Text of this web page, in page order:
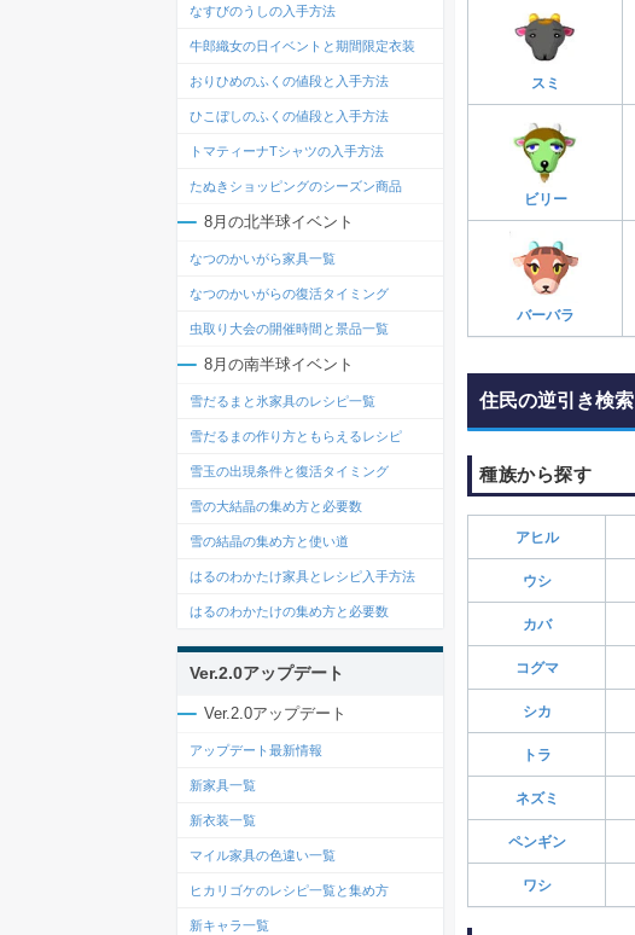
スミ
ビリー
バーバラ
住民の逆引き検索
種族から探す
アヒル
ウシ
カバ
コグマ
シカ
トラ
ネズミ
ペンギン
ワシ
なすびのうしの入手方法
牛郎織女の日イベントと期間限定衣装
おりひめのふくの値段と入手方法
ひこぼしのふくの値段と入手方法
トマティーナTシャツの入手方法
たぬきショッピングのシーズン商品
8月の北半球イベント
なつのかいがら家具一覧
なつのかいがらの復活タイミング
虫取り大会の開催時間と景品一覧
8月の南半球イベント
雪だるまと氷家具のレシピ一覧
雪だるまの作り方ともらえるレシピ
雪玉の出現条件と復活タイミング
雪の大結晶の集め方と必要数
雪の結晶の集め方と使い道
はるのわかたけ家具とレシピ入手方法
はるのわかたけの集め方と必要数
Ver.2.0アップデート
Ver.2.0アップデート
アップデート最新情報
新家具一覧
新衣装一覧
マイル家具の色違い一覧
ヒカリゴケのレシピ一覧と集め方
新キャラ一覧